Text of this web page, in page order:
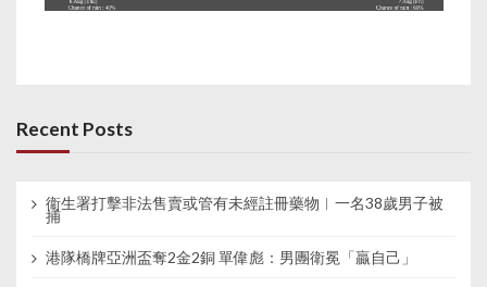
Recent Posts
衞生署打擊非法售賣或管有未經註冊藥物︱一名38歲男子被
捕
港隊橋牌亞洲盃奪2金2銅 單偉彪：男團衛冕「贏自己」